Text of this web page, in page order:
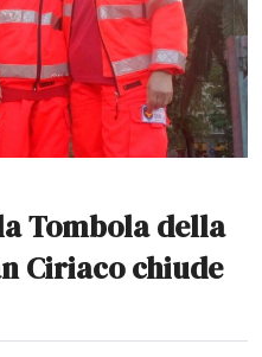
Tombola della
Ciriaco chiude